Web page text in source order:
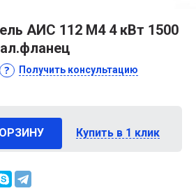
АИС 112 М4 4 кВт 1500
Получить консультацию
Купить в 1 клик